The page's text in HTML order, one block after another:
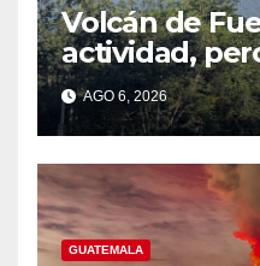
Volcán de
actividad,
alertas
AGO 6, 2026
GUATEMALA